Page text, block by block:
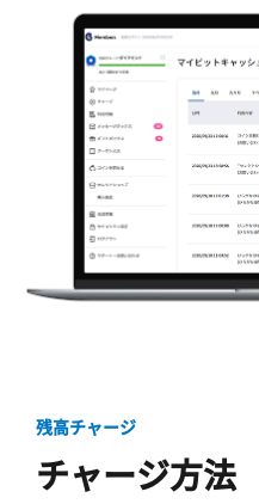
残高チャージ
チャージ方法